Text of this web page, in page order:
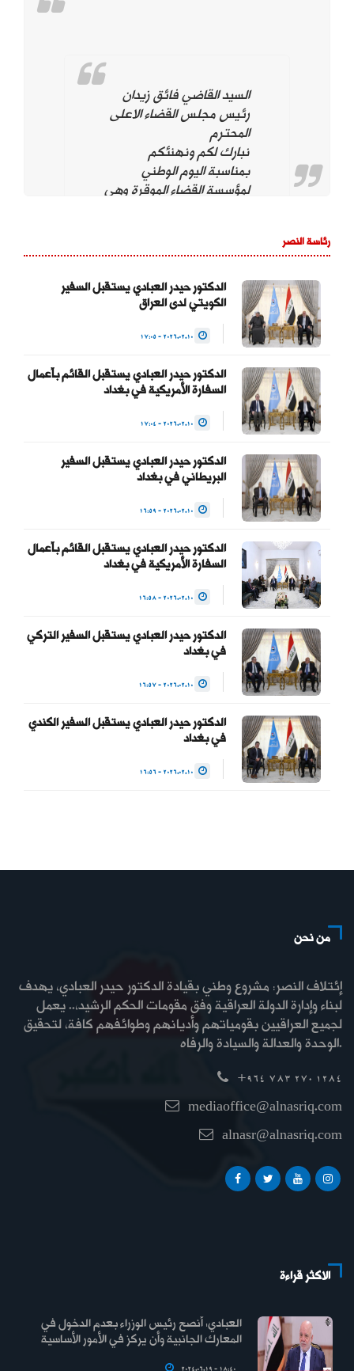
السيد القاضي فائق زيدان
رئيس مجلس القضاء الاعلى
المحترم
نبارك لكم ونهنئكم
بمناسبة اليوم الوطني
لمؤسسة القضاء الموقرة وهي
المواطنين وحماية التجربة
الديمقراطية والتداول السلمي
للسلطة والحفاظ على…
العبادي
(@HaiderAlAbadi)
January 23, 2026
رئاسة النصر
الدكتور حيدر العبادي يستقبل السفير
الكويتي لدى العراق
الدكتور حيدر العبادي يستقبل القائم بأعمال
السفارة الأمريكية في بغداد
الدكتور حيدر العبادي يستقبل السفير
البريطاني في بغداد
الدكتور حيدر العبادي يستقبل القائم بأعمال
السفارة الأمريكية في بغداد
الدكتور حيدر العبادي يستقبل السفير التركي
في بغداد
الدكتور حيدر العبادي يستقبل السفير الكندي
في بغداد
من نحن
إئتلاف النصر: مشروع وطني بقيادة الدكتور حيدر العبادي، يهدف
لبناء وإدارة الدولة العراقية وفق مقومات الحكم الرشيد،.. يعمل
لجميع العراقيين بقومياتهم وأديانهم وطوائفهم كافة، لتحقيق
الوحدة والعدالة والسيادة والرفاه.
+964 783 270 1284
mediaoffice@alnasriq.com
alnasr@alnasriq.com
الاكثر قراءة
العبادي: أنصح رئيس الوزراء بعدم الدخول في
المعارك الجانبية وأن يركز في الأمور الأساسية